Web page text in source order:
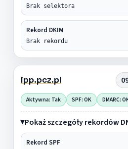
Brak selektora
Rekord DKIM
Brak rekordu
ipp.pcz.pl
Aktywna: Tak SPF: OK DMARC:
Pokaż szczegóły rekordów
Rekord SPF